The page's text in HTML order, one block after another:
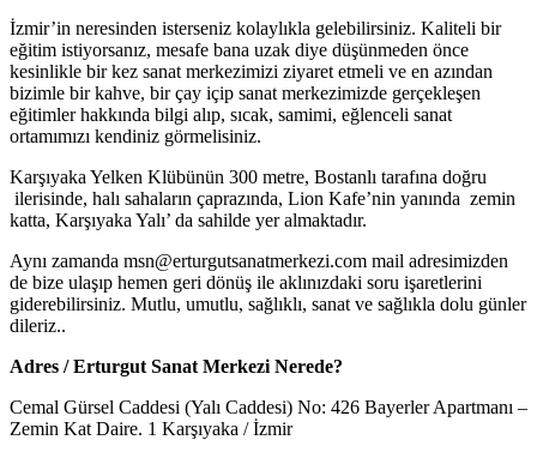
İzmir’in neresinden isterseniz kolaylıkla gelebilirsiniz. Kaliteli bir
eğitim istiyorsanız, mesafe bana uzak diye düşünmeden önce
kesinlikle bir kez sanat merkezimizi ziyaret etmeli ve en azından
bizimle bir kahve, bir çay içip sanat merkezimizde gerçekleşen
eğitimler hakkında bilgi alıp, sıcak, samimi, eğlenceli sanat
ortamımızı kendiniz görmelisiniz.
Karşıyaka Yelken Klübünün 300 metre, Bostanlı tarafına doğru
ilerisinde, halı sahaların çaprazında, Lion Kafe’nin yanında zemin
katta, Karşıyaka Yalı’ da sahilde yer almaktadır.
Aynı zamanda msn@erturgutsanatmerkezi.com mail adresimizden
de bize ulaşıp hemen geri dönüş ile aklınızdaki soru işaretlerini
giderebilirsiniz. Mutlu, umutlu, sağlıklı, sanat ve sağlıkla dolu günler
dileriz..
Adres / Erturgut Sanat Merkezi Nerede?
Cemal Gürsel Caddesi (Yalı Caddesi) No: 426 Bayerler Apartmanı –
Zemin Kat Daire. 1 Karşıyaka / İzmir